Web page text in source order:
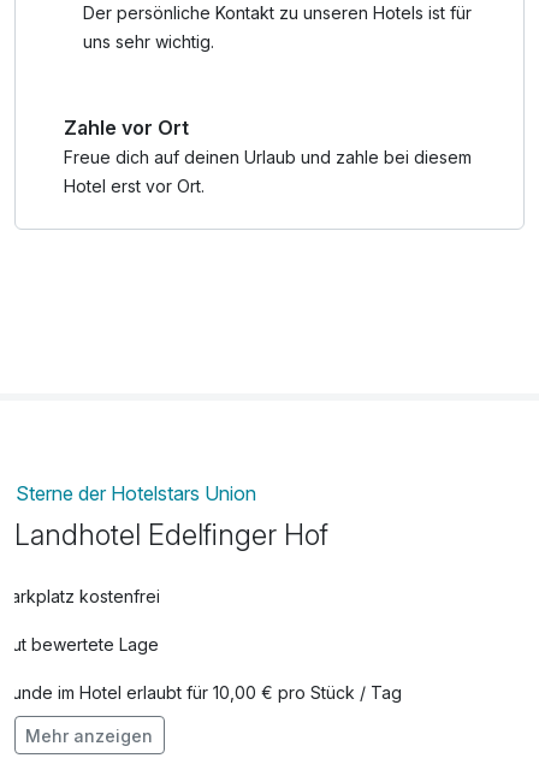
Der persönliche Kontakt zu unseren Hotels ist für
uns sehr wichtig.
Zahle vor Ort
Freue dich auf deinen Urlaub und zahle bei diesem
Hotel erst vor Ort.
Sterne der Hotelstars Union
Landhotel Edelfinger Hof
Parkplatz kostenfrei
Gut bewertete Lage
Hunde im Hotel erlaubt für 10,00 € pro Stück / Tag
Auch vegetarische Speisen
Mehr anzeigen